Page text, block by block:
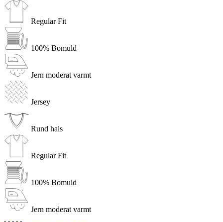
Regular Fit
100% Bomuld
Jern moderat varmt
Jersey
Rund hals
Regular Fit
100% Bomuld
Jern moderat varmt